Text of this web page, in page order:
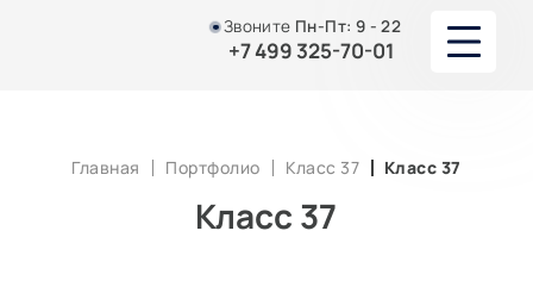
Звоните Пн-Пт: 9 - 22
+7 499 325-70-01
Главная Портфолио Класс 37 Класс 37
Класс 37